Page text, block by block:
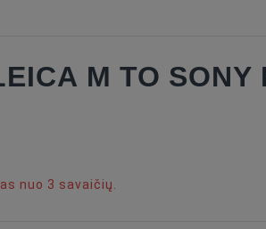
M TO SONY
nuo 3 savaičių.